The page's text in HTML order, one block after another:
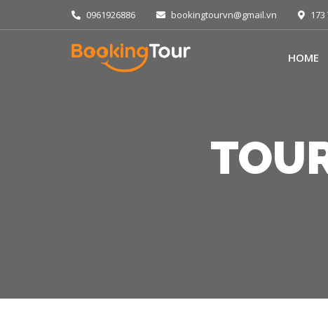
0961926886 bookingtourvn@gmail.vn
HOME